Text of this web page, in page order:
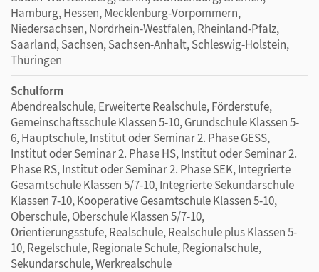
Hamburg, Hessen, Mecklenburg-Vorpommern,
Niedersachsen, Nordrhein-Westfalen, Rheinland-Pfalz,
Saarland, Sachsen, Sachsen-Anhalt, Schleswig-Holstein,
Thüringen
Schulform
Abendrealschule, Erweiterte Realschule, Förderstufe,
Gemeinschaftsschule Klassen 5-10, Grundschule Klassen 5-
6, Hauptschule, Institut oder Seminar 2. Phase GESS,
Institut oder Seminar 2. Phase HS, Institut oder Seminar 2.
Phase RS, Institut oder Seminar 2. Phase SEK, Integrierte
Gesamtschule Klassen 5/7-10, Integrierte Sekundarschule
Klassen 7-10, Kooperative Gesamtschule Klassen 5-10,
Oberschule, Oberschule Klassen 5/7-10,
Orientierungsstufe, Realschule, Realschule plus Klassen 5-
10, Regelschule, Regionale Schule, Regionalschule,
Sekundarschule, Werkrealschule